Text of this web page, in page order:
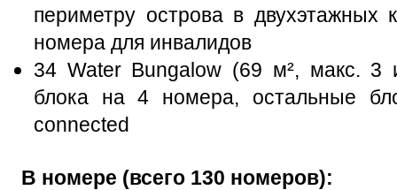
периметру острова в
номера для инвалидов
34 Water Bungalow (69 м², макс. 3
блока на 4 номера, остальные
connected
В номере (всего 130 номеров):